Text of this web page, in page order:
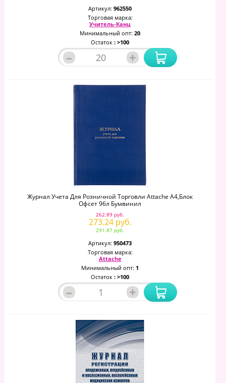
Артикул: 962550
Торговая марка:
Учитель-Канц
Минимальный опт: 20
Остаток : >100
– +
Журнал Учета Для Розничной Торговли Attache А4,блок
Офсет 96л Бумвинил
262.89 руб.
273.24 руб.
291.87 руб.
Артикул: 950473
Торговая марка:
Attache
Минимальный опт: 1
Остаток : >100
– +